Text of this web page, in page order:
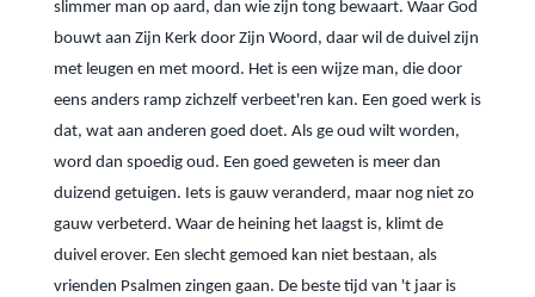
slimmer man op aard, dan wie zijn tong bewaart. Waar God
bouwt aan Zijn Kerk door Zijn Woord, daar wil de duivel zijn
met leugen en met moord. Het is een wijze man, die door
eens anders ramp zichzelf verbeet'ren kan. Een goed werk is
dat, wat aan anderen goed doet. Als ge oud wilt worden,
word dan spoedig oud. Een goed geweten is meer dan
duizend getuigen. Iets is gauw veranderd, maar nog niet zo
gauw verbeterd. Waar de heining het laagst is, klimt de
duivel erover. Een slecht gemoed kan niet bestaan, als
vrienden Psalmen zingen gaan. De beste tijd van 't jaar is